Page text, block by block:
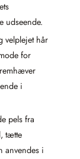
udseende.
velplejet hår
for
i
pels fra
tætte
anvendes i